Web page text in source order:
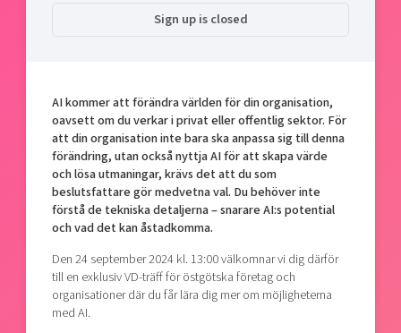
Current offers and activities
Sign up is closed
AI kommer att förändra världen för din organisation,
oavsett om du verkar i privat eller offentlig sektor. För
att din organisation inte bara ska anpassa sig till denna
förändring, utan också nyttja AI för att skapa värde
och lösa utmaningar, krävs det att du som
beslutsfattare gör medvetna val. Du behöver inte
förstå de tekniska detaljerna – snarare AI:s potential
och vad det kan åstadkomma.
Den 24 september 2024 kl. 13:00 välkomnar vi dig därför
till en exklusiv VD-träff för östgötska företag och
organisationer där du får lära dig mer om möjligheterna
med AI.